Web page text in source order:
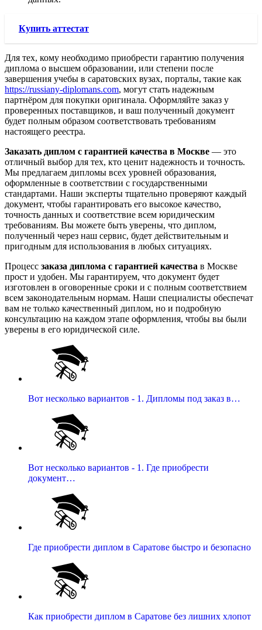
Купить аттестат
Для тех, кому необходимо приобрести гарантию получения
диплома о высшем образовании, или степени после
завершения учебы в саратовских вузах, порталы, такие как
https://russiany-diplomans.com, могут стать надежным
партнёром для покупки оригинала. Оформляйте заказ у
проверенных поставщиков, и ваш полученный документ
будет полным образом соответствовать требованиям
настоящего реестра.
Заказать диплом с гарантией качества в Москве — это
отличный выбор для тех, кто ценит надежность и точность.
Мы предлагаем дипломы всех уровней образования,
оформленные в соответствии с государственными
стандартами. Наши эксперты тщательно проверяют каждый
документ, чтобы гарантировать его высокое качество,
точность данных и соответствие всем юридическим
требованиям. Вы можете быть уверены, что диплом,
полученный через наш сервис, будет действительным и
пригодным для использования в любых ситуациях.
Процесс заказа диплома с гарантией качества в Москве
прост и удобен. Мы гарантируем, что документ будет
изготовлен в оговоренные сроки и с полным соответствием
всем законодательным нормам. Наши специалисты обеспечат
вам не только качественный диплом, но и подробную
консультацию на каждом этапе оформления, чтобы вы были
уверены в его юридической силе.
Вот несколько вариантов - 1. Дипломы под заказ в…
Вот несколько вариантов - 1. Где приобрести
документ…
Где приобрести диплом в Саратове быстро и безопасно
Как приобрести диплом в Саратове без лишних хлопот